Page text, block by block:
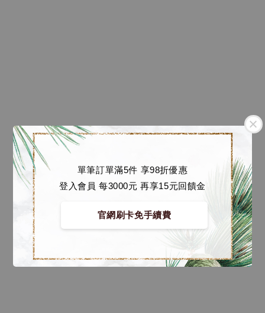
單筆訂單滿5件 享98折優惠
登入會員 每3000元 再享15元回饋金
官網刷卡免手續費
越南大戰 系列蒐藏雕像
Mission 1 《起點》
[SNK]
Regular
price
NT$ 8,000
18,500